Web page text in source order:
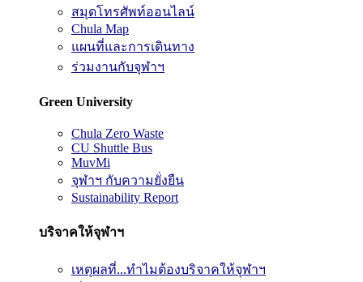
สมุดโทรศัพท์ออนไลน์
Chula Map
แผนที่และการเดินทาง
ร่วมงานกับจุฬาฯ
Green University
Chula Zero Waste
CU Shuttle Bus
MuvMi
จุฬาฯ กับความยั่งยืน
Sustainability Report
บริจาคให้จุฬาฯ
เหตุผลที่...ทำไมต้องบริจาคให้จุฬาฯ